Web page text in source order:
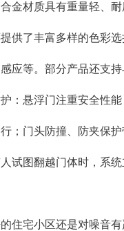
金材质具有重量轻、
供了丰富多样的色彩
应等。部分产品还支
：悬浮门注重安全性
；门头防撞、防夹保
试图翻越门体时，系
住宅小区还是对噪音